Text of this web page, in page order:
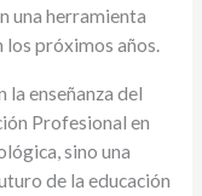
una herramienta
los próximos años.
la enseñanza del
Profesional en
sino una
de la educación